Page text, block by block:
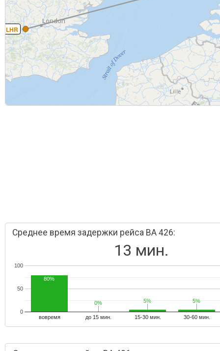
LHR
Среднее время задержки рейса BA 426:
13 мин.
вовремя до 15 мин. 15-30 мин. 30-60 мин.
0
50
100
80%
0%
0% 5%
5% 5%
5%